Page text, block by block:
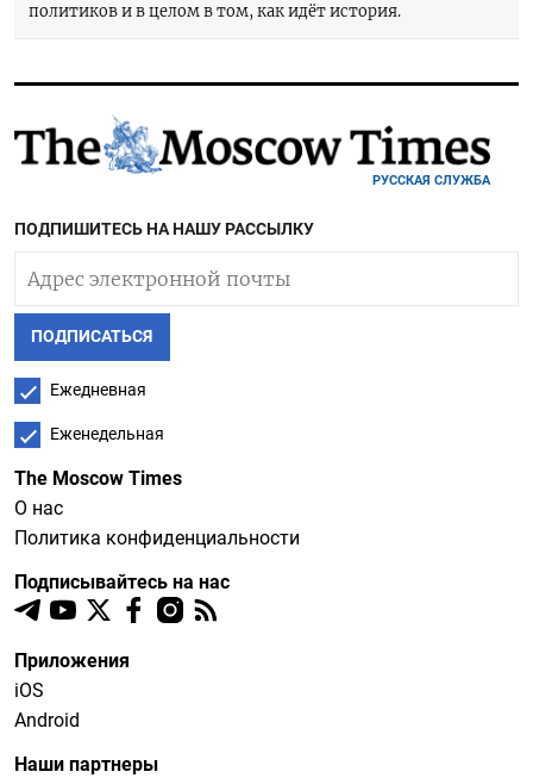
политиков и в целом в том, как идёт история.
РУССКАЯ СЛУЖБА
ПОДПИШИТЕСЬ НА НАШУ РАССЫЛКУ
ПОДПИСАТЬСЯ
Ежедневная
Еженедельная
The Moscow Times
О нас
Политика конфиденциальности
Подписывайтесь на нас
Приложения
iOS
Android
Наши партнеры